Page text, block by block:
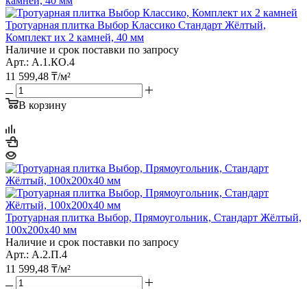
Тротуарная плитка Выбор Классико Стандарт Жёлтый,
Комплект их 2 камней, 40 мм
Наличие и срок поставки по запросу
Арт.: А.1.КО.4
11 599,48 ₸/м²
В корзину
Тротуарная плитка Выбор, Прямоугольник, Стандарт Жёлтый,
100х200х40 мм
Наличие и срок поставки по запросу
Арт.: А.2.П.4
11 599,48 ₸/м²